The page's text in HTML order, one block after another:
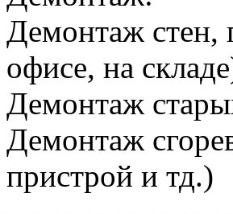
Демонтаж стен,
офисе, на
Демонтаж
Демонтаж
пристрой и тд.)